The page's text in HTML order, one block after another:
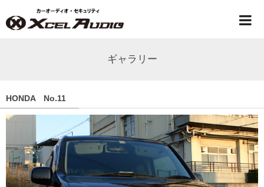
ギャラリー
HONDA No.11